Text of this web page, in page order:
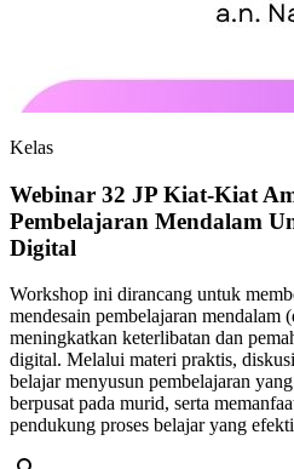
Kelas
Webinar 32 JP Kiat-Kiat
Pembelajaran Mendalam
Digital
Workshop ini dirancang untuk
mendesain pembelajaran mendalam
meningkatkan keterlibatan dan
digital. Melalui materi praktis,
belajar menyusun pembelajaran
berpusat pada murid, serta
pendukung proses belajar yang